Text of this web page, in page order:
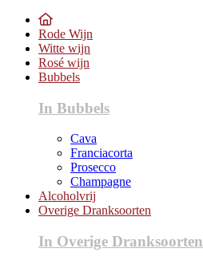
Rode Wijn
Witte wijn
Rosé wijn
Bubbels
In Bubbels
Cava
Franciacorta
Prosecco
Champagne
Alcoholvrij
Overige Dranksoorten
In Overige Dranksoorten